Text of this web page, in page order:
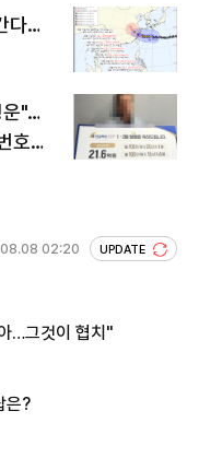
다…
운"…
호조
08.08 02:20 UPDATE
…그것이 협치"
은?